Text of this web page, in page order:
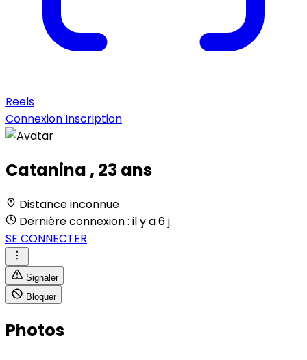
Reels
Connexion Inscription
Catanina , 23 ans
Distance inconnue
Dernière connexion : il y a 6 j
SE CONNECTER
Signaler
Bloquer
Photos